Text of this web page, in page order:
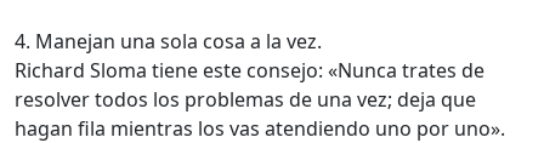
4. Manejan una sola cosa a la vez.
Richard Sloma tiene este consejo: «Nunca trates de
resolver todos los problemas de una vez; deja que
hagan fila mientras los vas atendiendo uno por uno».